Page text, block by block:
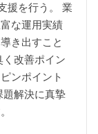
援を行う。 業
な運用実績
き出すこと
改善ポイン
ンポイント
題解決に真摯